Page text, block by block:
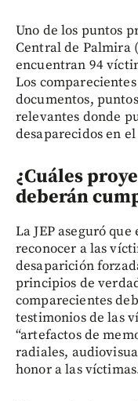
Uno de los puntos
Central de Palmira
encuentran 94
Los
documentos,
relevantes donde
desaparecidos en
¿Cuáles
deberán
La JEP aseguró
reconocer a las
desaparición
principios de
comparecientes
testimonios de las
“artefactos de
radiales,
honor a las